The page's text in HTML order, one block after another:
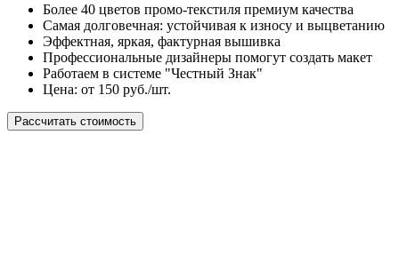
Более 40 цветов промо-текстиля премиум качества
Самая долговечная: устойчивая к износу и выцветанию
Эффектная, яркая, фактурная вышивка
Профессиональные дизайнеры помогут создать макет
Работаем в системе "Честный Знак"
Цена: от 150 руб./шт.
Рассчитать стоимость